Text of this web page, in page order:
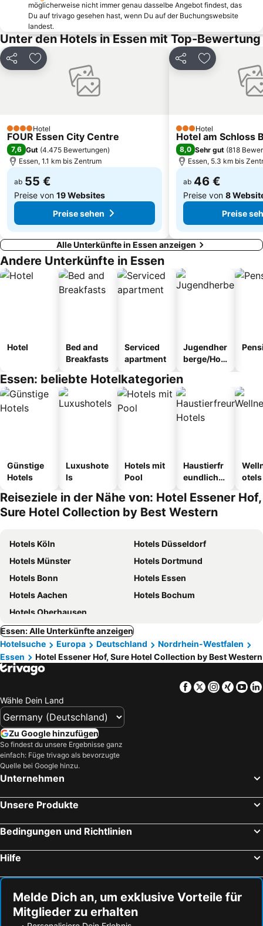
Medienhafen
Hauptbahnhof Wuppertal
Duisburg-Mitte
Kaiserswerth
Oberhausen Neue Mitte
Gerresheim
Oberkassel
Hauptbahnhof Bochum
möglicherweise nicht immer genau dasselbe Angebot findest, das
Du auf trivago gesehen hast, wenn Du auf der Buchungswebsite
landest.
Unter den Hotels in Essen mit Top-Bewertung
Teilen Zu Favoriten hinzufügen
4 SterneHotel
FOUR Essen City Centre
7,6 Gut (4.475 Bewertungen)
Essen, 1.1 km bis Zentrum
ab 55 €
Preise von 19 Websites
Preise sehen
Teilen Zu Favoriten
3 Sterne
Hotel
Hotel am Schloss
8,0 Sehr gut (818
Essen, 5.3 km bis
ab 46 €
Preise von 8
Preise
Alle Unterkünfte in Essen anzeigen
Andere Unterkünfte in Essen
Hotel
Bed and
Breakfasts
Serviced
apartment
Jugendher
berge/Hos
Essen: beliebte Hotelkategorien
Günstige
Hotels
Luxushote
ls
Hotels mit
Pool
Haustierfr
eundliche
otels
Reiseziele in der Nähe von: Hotel Essener Hof,
Sure Hotel Collection by Best Western
Hotels Köln
Hotels Düsseldorf
Hotels Münster
Hotels Dortmund
Hotels Bonn
Hotels Essen
Hotels Aachen
Hotels Bochum
Hotels Oberhausen
Essen: Alle Unterkünfte anzeigen
Hotelsuche
Europa Deutschland
Nordrhein-Westfalen
Essen
Hotel Essener Hof, Sure Hotel Collection by Best Western
Facebook
TwitterXing
Wähle Dein Land
Zu Google hinzufügen
So findest du unsere Ergebnisse ganz
einfach: Füge trivago als bevorzugte
Quelle bei Google hinzu.
Unternehmen
Unsere Produkte
Bedingungen und Richtlinien
Hilfe
Melde Dich an, um exklusive Vorteile für
Mitglieder zu erhalten